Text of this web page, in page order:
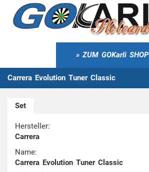
ZUM GOKarli SHOP
Carrera Evolution Tuner Classic
Set
Hersteller:
Carrera
Name:
Carrera Evolution Tuner Classic